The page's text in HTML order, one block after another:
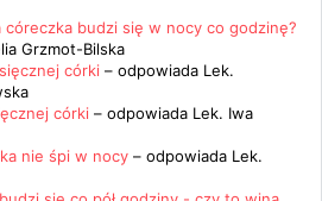
córeczka budzi się w nocy co godzinę?
Grzmot-Bilska
córki – odpowiada Lek.
córki – odpowiada Lek. Iwa
nie śpi w nocy – odpowiada Lek.